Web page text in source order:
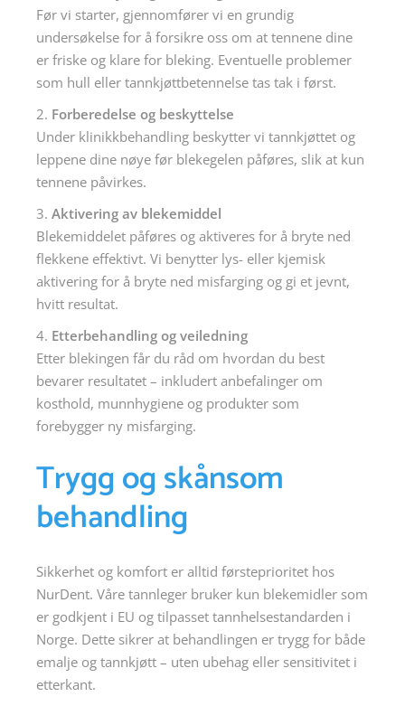
Før vi starter, gjennomfører vi en grundig
undersøkelse for å forsikre oss om at tennene dine
er friske og klare for bleking. Eventuelle problemer
som hull eller tannkjøttbetennelse tas tak i først.
Forberedelse og beskyttelse
Under klinikkbehandling beskytter vi tannkjøttet og
leppene dine nøye før blekegelen påføres, slik at kun
tennene påvirkes.
Aktivering av blekemiddel
Blekemiddelet påføres og aktiveres for å bryte ned
flekkene effektivt. Vi benytter lys- eller kjemisk
aktivering for å bryte ned misfarging og gi et jevnt,
hvitt resultat.
Etterbehandling og veiledning
Etter blekingen får du råd om hvordan du best
bevarer resultatet – inkludert anbefalinger om
kosthold, munnhygiene og produkter som
forebygger ny misfarging.
Trygg og skånsom
behandling
Sikkerhet og komfort er alltid førsteprioritet hos
NurDent. Våre tannleger bruker kun blekemidler som
er godkjent i EU og tilpasset tannhelsestandarden i
Norge. Dette sikrer at behandlingen er trygg for både
emalje og tannkjøtt – uten ubehag eller sensitivitet i
etterkant.